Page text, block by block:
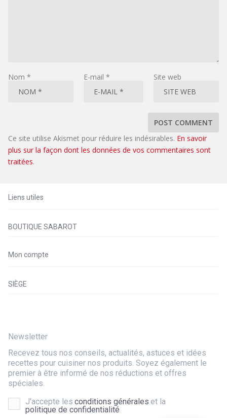
Nom * E-mail * Site web
Ce site utilise Akismet pour réduire les indésirables. En savoir
plus sur la façon dont les données de vos commentaires sont
traitées.
Liens utiles
BOUTIQUE SABAROT
Mon compte
SIÈGE
Newsletter
Recevez tous nos conseils, actualités, astuces et idées
recettes pour cuisiner nos produits. Soyez également le
premier à être informé de nos réductions et offres
spéciales.
J'accepte les conditions générales et la
politique de confidentialité